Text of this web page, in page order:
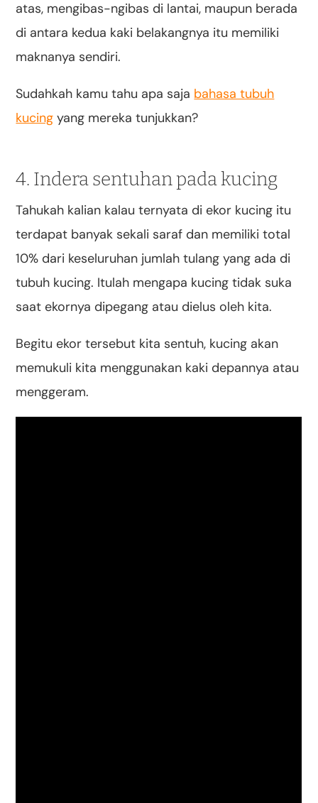
atas, mengibas-ngibas di lantai, maupun berada
di antara kedua kaki belakangnya itu memiliki
maknanya sendiri.
Sudahkah kamu tahu apa saja bahasa tubuh
kucing yang mereka tunjukkan?
4. Indera sentuhan pada kucing
Tahukah kalian kalau ternyata di ekor kucing itu
terdapat banyak sekali saraf dan memiliki total
10% dari keseluruhan jumlah tulang yang ada di
tubuh kucing. Itulah mengapa kucing tidak suka
saat ekornya dipegang atau dielus oleh kita.
Begitu ekor tersebut kita sentuh, kucing akan
memukuli kita menggunakan kaki depannya atau
menggeram.